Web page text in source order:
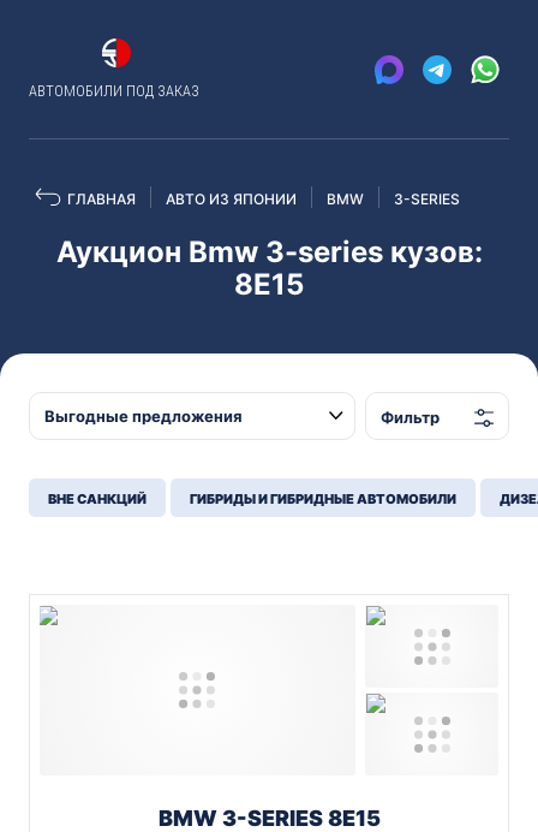
АВТОМОБИЛИ ПОД ЗАКАЗ
ГЛАВНАЯ АВТО ИЗ ЯПОНИИ BMW 3-SERIES
Аукцион Bmw 3-series кузов:
8E15
Фильтр
ВНЕ САНКЦИЙ ГИБРИДЫ И ГИБРИДНЫЕ АВТОМОБИЛИ
BMW 3-SERIES 8E15